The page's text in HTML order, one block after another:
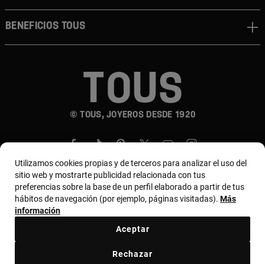
© TOUS, JOYEROS DESDE 1920
Beneficios TOUS
País y moneda:Costa Rica / US Dollar
Utilizamos cookies propias y de terceros para analizar el uso del
sitio web y mostrarte publicidad relacionada con tus
preferencias sobre la base de un perfil elaborado a partir de tus
hábitos de navegación (por ejemplo, páginas visitadas). Más
información
Rechazar
Aceptar